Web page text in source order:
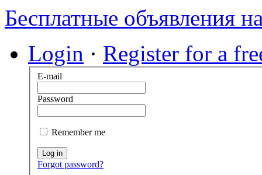
Бесплатные объявления
Login · Register for a
E-mail
Password
Remember me
Log in
Forgot password?